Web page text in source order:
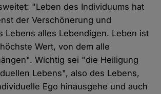
"Leben des Individuums hat
der Verschönerung und
Lebens alles Lebendigen. Leben ist
Wert, von dem alle
Wichtig sei "die Heiligung
Lebens", also des Lebens,
Ego hinausgehe und auch